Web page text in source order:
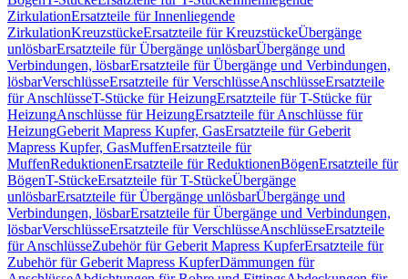
ZirkulationErsatzteile für Innenliegende
ZirkulationKreuzstückeErsatzteile für KreuzstückeÜbergänge
unlösbarErsatzteile für Übergänge unlösbarÜbergänge und
Verbindungen, lösbarErsatzteile für Übergänge und Verbindungen,
lösbarVerschlüsseErsatzteile für VerschlüsseAnschlüsseErsatzteile
für AnschlüsseT-Stücke für HeizungErsatzteile für T-Stücke für
HeizungAnschlüsse für HeizungErsatzteile für Anschlüsse für
HeizungGeberit Mapress Kupfer, GasErsatzteile für Geberit
Mapress Kupfer, GasMuffenErsatzteile für
MuffenReduktionenErsatzteile für ReduktionenBögenErsatzteile für
BögenT-StückeErsatzteile für T-StückeÜbergänge
unlösbarErsatzteile für Übergänge unlösbarÜbergänge und
Verbindungen, lösbarErsatzteile für Übergänge und Verbindungen,
lösbarVerschlüsseErsatzteile für VerschlüsseAnschlüsseErsatzteile
für AnschlüsseZubehör für Geberit Mapress KupferErsatzteile für
Zubehör für Geberit Mapress KupferDämmungen für